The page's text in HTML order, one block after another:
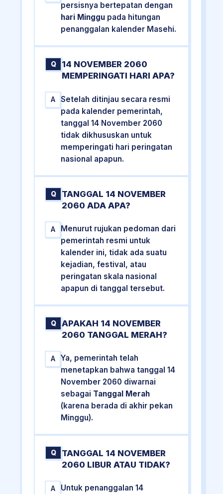
persisnya bertepatan dengan
hari Minggu pada hitungan
penanggalan kalender Masehi.
Q
14 NOVEMBER 2060
MEMPERINGATI HARI APA?
A
Setelah ditinjau secara resmi
pada kalender pemerintah,
tanggal 14 November 2060
tidak dikhususkan untuk
memperingati hari peringatan
nasional apapun.
Q
TANGGAL 14 NOVEMBER
2060 ADA APA?
A
Menurut rujukan pedoman dari
pemerintah resmi untuk
kalender ini, tidak ada suatu
kejadian, festival, atau
peringatan skala nasional
apapun di tanggal tersebut.
Q
APAKAH 14 NOVEMBER
2060 TANGGAL MERAH?
A
Ya, pemerintah telah
menetapkan bahwa tanggal 14
November 2060 diwarnai
sebagai Tanggal Merah
(karena berada di akhir pekan
Minggu).
Q
TANGGAL 14 NOVEMBER
2060 LIBUR ATAU TIDAK?
A
Untuk penanggalan 14